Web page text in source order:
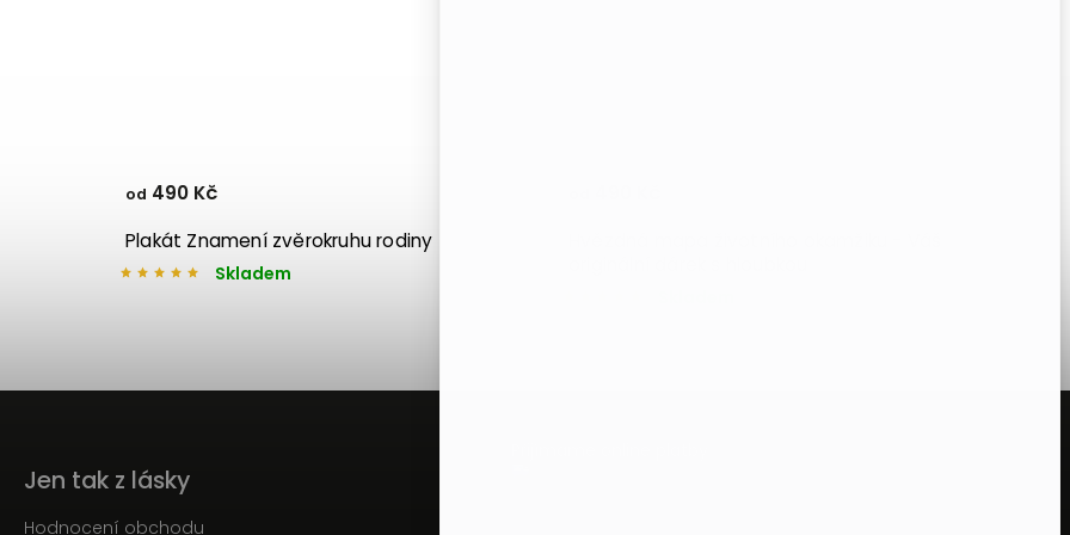
Plakát Znamení zvěrokruhu rodiny
Skladem
od 490 Kč
Jen tak z lásky
Hodnocení obchodu